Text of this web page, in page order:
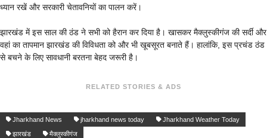
ध्यान रखें और सरकारी चेतावनियों का पालन करें।
झारखंड में इस साल की ठंड ने सभी को हैरान कर दिया है। खासकर मैक्लुस्कीगंज की सर्दी और
वहां का तापमान झारखंड की विविधता को और भी खूबसूरत बनाते हैं। हालांकि, इस प्रचंड ठंड
से बचने के लिए सावधानी बरतना बेहद जरूरी है।
RELATED STORIES & ADS
Jharkhand News jharkhand news today
Jharkhand Weather Today
झारखंड
मैक्लुस्कीगंज